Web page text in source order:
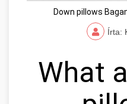
Down pillows
Írta:
What